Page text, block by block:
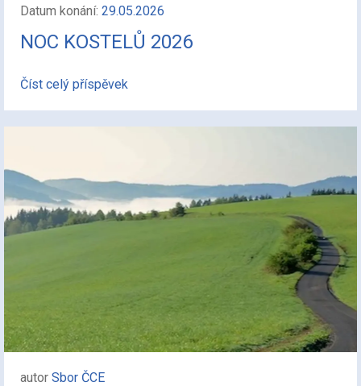
Datum konání: 29.05.2026
NOC KOSTELŮ 2026
Číst celý příspěvek
autor Sbor ČCE